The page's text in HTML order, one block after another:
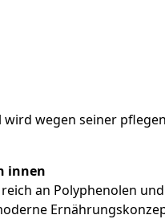
wegen seiner
innen
an Polyphenolen